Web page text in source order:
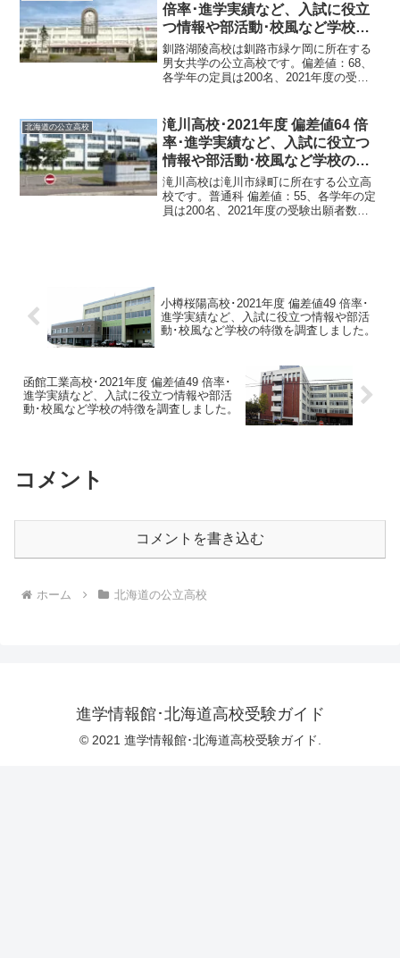
倍率･進学実績など、入試に役立
つ情報や部活動･校風など学校の
特徴を調査しました。
釧路湖陵高校は釧路市緑ケ岡に所在する
男女共学の公立高校です。偏差値：68、
各学年の定員は200名、2021年度の受験
普通科61-68道内 偏差値順位7位道内...
北海道の公立高校
滝川高校･2021年度 偏差値64 倍
率･進学実績など、入試に役立つ
情報や部活動･校風など学校の特
徴を調査しました。
滝川高校は滝川市緑町に所在する公立高
校です。普通科 偏差値：55、各学年の定
員は200名、2021年度の受験出願者数は
小樽桜陽高校･2021年度 偏差値49 倍率･
進学実績など、入試に役立つ情報や部活
動･校風など学校の特徴を調査しました。
函館工業高校･2021年度 偏差値49 倍率･
進学実績など、入試に役立つ情報や部活
動･校風など学校の特徴を調査しました。
コメント
コメントを書き込む
ホーム 北海道の公立高校
進学情報館･北海道高校受験ガイド
© 2021 進学情報館･北海道高校受験ガイド.